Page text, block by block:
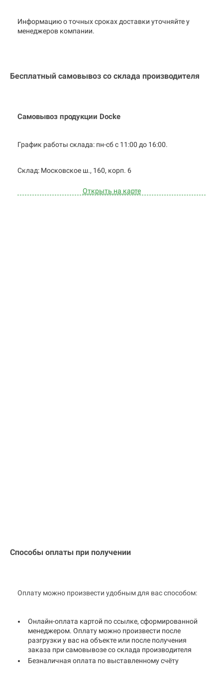
Информацию о точных сроках доставки уточняйте у
менеджеров компании.
Бесплатный самовывоз со склада производителя
Самовывоз продукции Docke
График работы склада: пн-сб с 11:00 до 16:00.
Cклад: Московское ш., 160, корп. 6
Открыть на карте
Способы оплаты при получении
Оплату можно произвести удобным для вас способом:
Онлайн-оплата картой по ссылке, сформированной
менеджером. Оплату можно произвести после
разгрузки у вас на объекте или после получения
заказа при самовывозе со склада производителя
Безналичная оплата по выставленному счёту